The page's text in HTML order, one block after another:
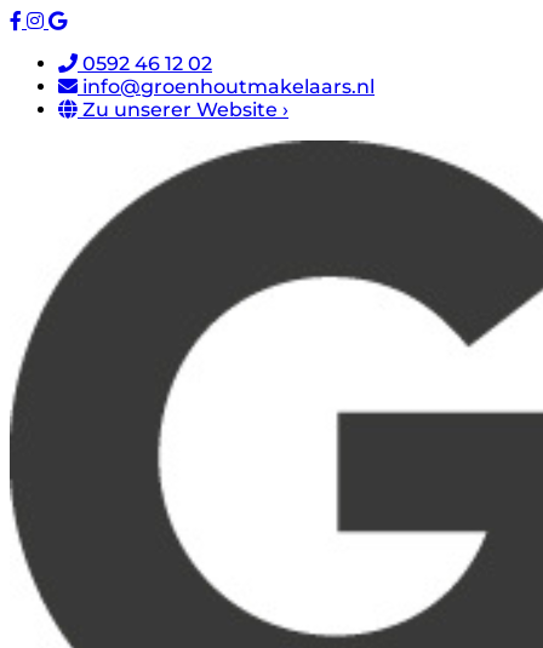
0592 46 12 02
info@groenhoutmakelaars.nl
Zu unserer Website ›